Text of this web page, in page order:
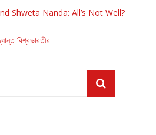
Shweta Nanda: All’s Not Well?
বিশ্বভারতীর